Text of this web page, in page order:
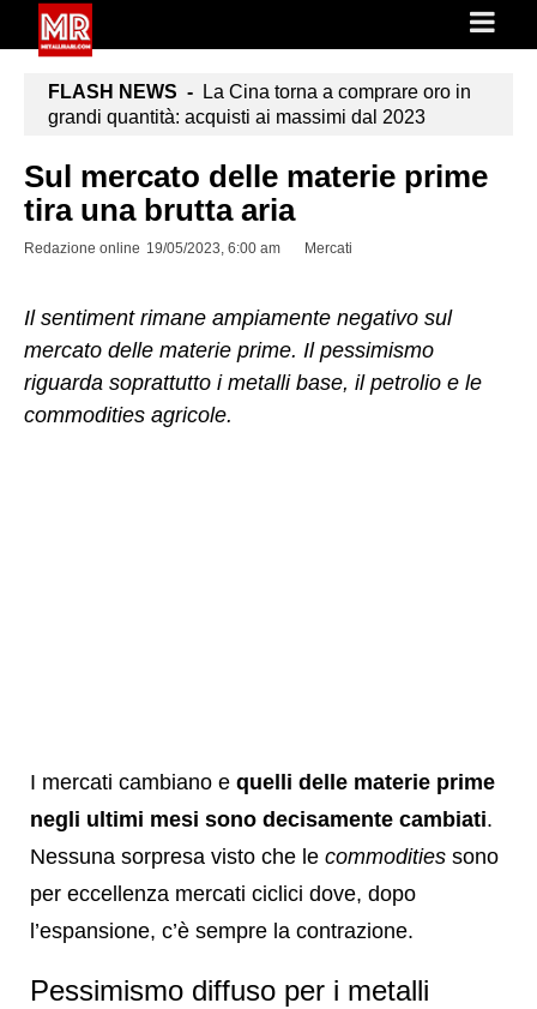
FLASH NEWS - La Cina torna a comprare oro in
grandi quantità: acquisti ai massimi dal 2023
Sul mercato delle materie prime
tira una brutta aria
Redazione online 19/05/2023, 6:00 am Mercati
Il sentiment rimane ampiamente negativo sul
mercato delle materie prime. Il pessimismo
riguarda soprattutto i metalli base, il petrolio e le
commodities agricole.
I mercati cambiano e quelli delle materie prime
negli ultimi mesi sono decisamente cambiati.
Nessuna sorpresa visto che le commodities sono
per eccellenza mercati ciclici dove, dopo
l’espansione, c’è sempre la contrazione.
Pessimismo diffuso per i metalli